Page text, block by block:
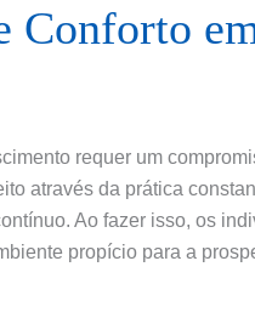
Conforto
requer um
através da prática
Ao fazer isso, os
propício para a